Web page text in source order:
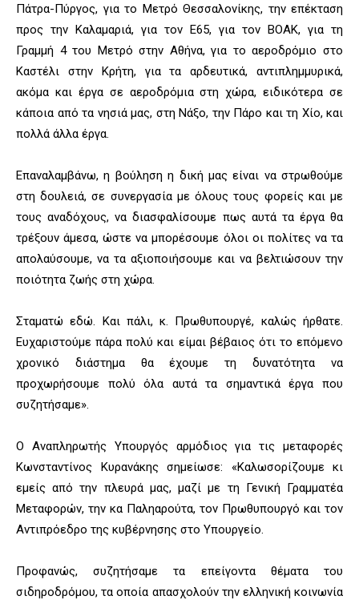
Πάτρα-Πύργος, για το Μετρό Θεσσαλονίκης, την επέκταση
προς την Καλαμαριά, για τον Ε65, για τον ΒΟΑΚ, για τη
Γραμμή 4 του Μετρό στην Αθήνα, για το αεροδρόμιο στο
Καστέλι στην Κρήτη, για τα αρδευτικά, αντιπλημμυρικά,
ακόμα και έργα σε αεροδρόμια στη χώρα, ειδικότερα σε
κάποια από τα νησιά μας, στη Νάξο, την Πάρο και τη Χίο, και
πολλά άλλα έργα.
Επαναλαμβάνω, η βούληση η δική μας είναι να στρωθούμε
στη δουλειά, σε συνεργασία με όλους τους φορείς και με
τους αναδόχους, να διασφαλίσουμε πως αυτά τα έργα θα
τρέξουν άμεσα, ώστε να μπορέσουμε όλοι οι πολίτες να τα
απολαύσουμε, να τα αξιοποιήσουμε και να βελτιώσουν την
ποιότητα ζωής στη χώρα.
Σταματώ εδώ. Και πάλι, κ. Πρωθυπουργέ, καλώς ήρθατε.
Ευχαριστούμε πάρα πολύ και είμαι βέβαιος ότι το επόμενο
χρονικό διάστημα θα έχουμε τη δυνατότητα να
προχωρήσουμε πολύ όλα αυτά τα σημαντικά έργα που
συζητήσαμε».
Ο Αναπληρωτής Υπουργός αρμόδιος για τις μεταφορές
Κωνσταντίνος Κυρανάκης σημείωσε: «Καλωσορίζουμε κι
εμείς από την πλευρά μας, μαζί με τη Γενική Γραμματέα
Μεταφορών, την κα Παληαρούτα, τον Πρωθυπουργό και τον
Αντιπρόεδρο της κυβέρνησης στο Υπουργείο.
Προφανώς, συζητήσαμε τα επείγοντα θέματα του
σιδηροδρόμου, τα οποία απασχολούν την ελληνική κοινωνία